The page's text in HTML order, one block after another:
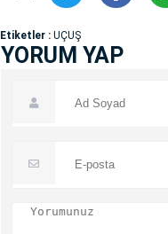
Etiketler : UÇUŞ
YORUM YAP